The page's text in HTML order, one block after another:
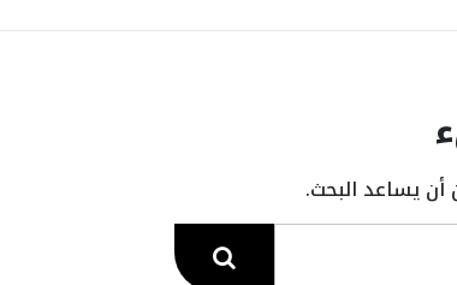
وتمكين
أن يساعد البحث.